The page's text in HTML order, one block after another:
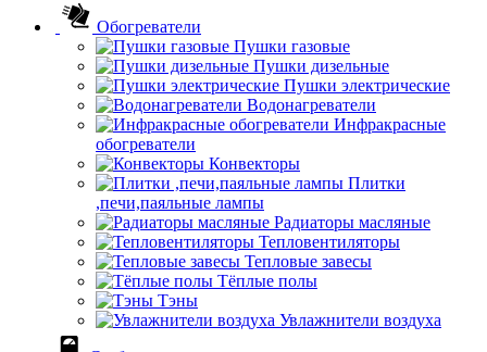
Обогреватели
Пушки газовые
Пушки дизельные
Пушки электрические
Водонагреватели
Инфракрасные
обогреватели
Конвекторы
Плитки
,печи,паяльные лампы
Радиаторы масляные
Тепловентиляторы
Тепловые завесы
Тёплые полы
Тэны
Увлажнители воздуха